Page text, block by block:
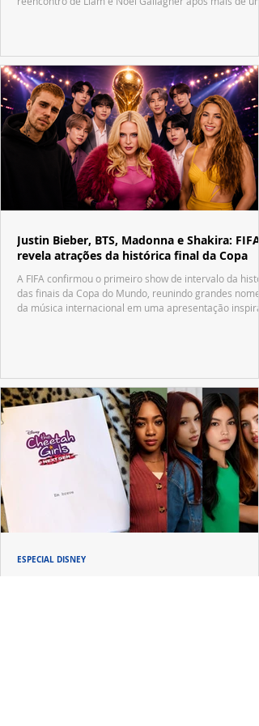
Justin Bieber, BTS, Madonna e Shakira: FIFA
revela atrações da histórica final da Copa
A FIFA confirmou o primeiro show de intervalo da
das finais da Copa do Mundo, reunindo grandes nomes
da música internacional em uma apresentação
ESPECIAL DISNEY